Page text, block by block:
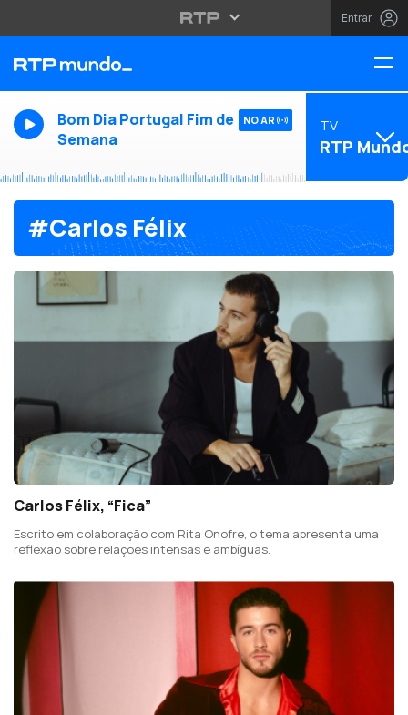
Entrar
Bom Dia Portugal Fim de
Semana
NO AR TV
RTP
#Carlos Félix
Carlos Félix, “Fica”
Escrito em colaboração com Rita Onofre, o tema apresenta uma
reflexão sobre relações intensas e ambíguas.